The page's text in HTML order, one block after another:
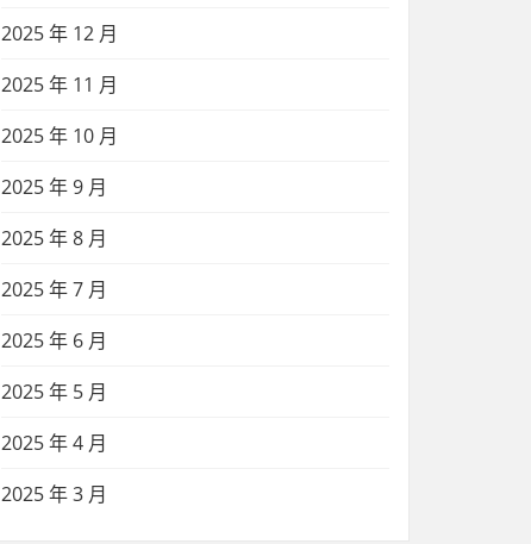
2025 年 12 月
2025 年 11 月
2025 年 10 月
2025 年 9 月
2025 年 8 月
2025 年 7 月
2025 年 6 月
2025 年 5 月
2025 年 4 月
2025 年 3 月